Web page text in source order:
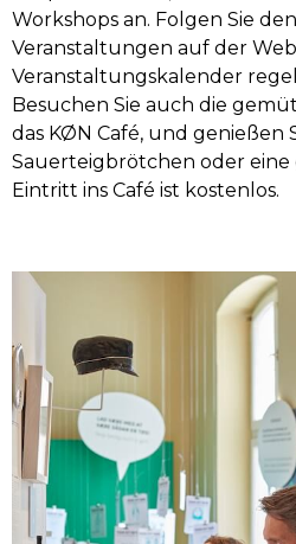
Workshops an. Folgen Sie
Veranstaltungen auf der
Veranstaltungskalender
Besuchen Sie auch die
das KØN Café, und genießen
Sauerteigbrötchen oder eine
Eintritt ins Café ist kostenlos.